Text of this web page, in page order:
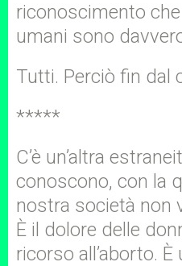
riconoscimento
umani sono
Tutti. Perciò fin dal
*****
C’è un’altra
conoscono, con la
nostra società non
È il dolore delle
ricorso all’aborto.